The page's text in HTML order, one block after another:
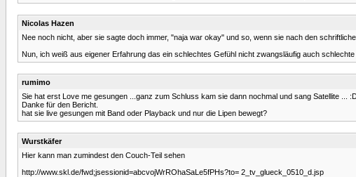
Nicolas Hazen
Nee noch nicht, aber sie sagte doch immer, "naja war okay" und so, wenn sie nach den
Nun, ich weiß aus eigener Erfahrung das ein schlechtes Gefühl nicht zwangsläufig auch
rumimo
Sie hat erst Love me gesungen ...ganz zum Schluss kam sie dann nochmal und sang Satellite ...
Danke für den Bericht.
hat sie live gesungen mit Band oder Playback und nur die Lipen bewegt?
Wurstkäfer
Hier kann man zumindest den Couch-Teil sehen
http://www.skl.de/fwd;jsessionid=abcvojWrROhaSaLe5fPHs?to= 2_tv_glueck_0510_d.jsp